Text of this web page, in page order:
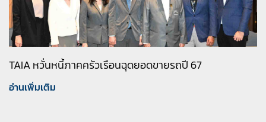
TAIA หวั่นหนี้ภาคครัวเรือนฉุดยอดขายรถปี 67
อ่านเพิ่มเติม